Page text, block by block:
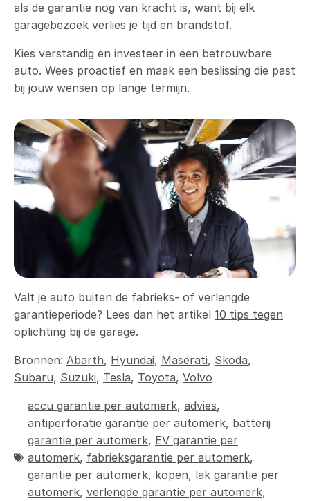
als de garantie nog van kracht is, want bij elk
garagebezoek verlies je tijd en brandstof.
Kies verstandig en investeer in een betrouwbare
auto. Wees proactief en maak een beslissing die past
bij jouw wensen op lange termijn.
Valt je auto buiten de fabrieks- of verlengde
garantieperiode? Lees dan het artikel 10 tips tegen
oplichting bij de garage.
Bronnen: Abarth, Hyundai, Maserati, Skoda,
Subaru, Suzuki, Tesla, Toyota, Volvo
accu garantie per automerk, advies,
antiperforatie garantie per automerk, batterij
garantie per automerk, EV garantie per
automerk, fabrieksgarantie per automerk,
garantie per automerk, kopen, lak garantie per
automerk, verlengde garantie per automerk,